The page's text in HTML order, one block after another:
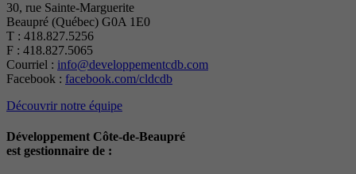
30, rue Sainte-Marguerite
Beaupré (Québec) G0A 1E0
T : 418.827.5256
F : 418.827.5065
Courriel : info@developpementcdb.com
Facebook : facebook.com/cldcdb
Découvrir notre équipe
Développement Côte-de-Beaupré
est gestionnaire de :